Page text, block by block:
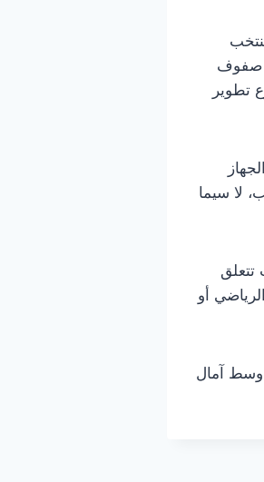
صفوف
تطوير
لا سيما
تتعلق
أو
وسط آمال